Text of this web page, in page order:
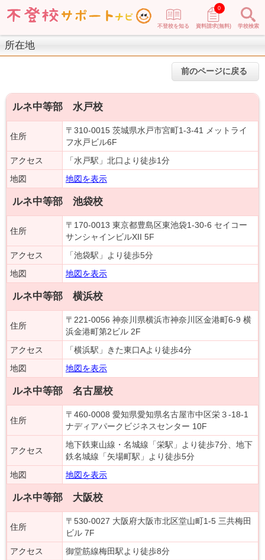
不登校を知る 資料請求(無料)
0
学校検索
所在地
前のページに戻る
ルネ中等部 水戸校
住所
〒310-0015 茨城県水戸市宮町1-3-41 メットライ
フ水戸ビル6F
アクセス
「水戸駅」北口より徒歩1分
地図
地図を表示
ルネ中等部 池袋校
住所
〒170-0013 東京都豊島区東池袋1-30-6 セイコー
サンシャインビルXII 5F
アクセス
「池袋駅」より徒歩5分
地図
地図を表示
ルネ中等部 横浜校
住所
〒221-0056 神奈川県横浜市神奈川区金港町6-9 横
浜金港町第2ビル 2F
アクセス
「横浜駅」きた東口Aより徒歩4分
地図
地図を表示
ルネ中等部 名古屋校
住所
〒460-0008 愛知県愛知県名古屋市中区栄３-18-1
ナディアパークビジネスセンター 10F
アクセス
地下鉄東山線・名城線「栄駅」より徒歩7分、地下
鉄名城線「矢場町駅」より徒歩5分
地図
地図を表示
ルネ中等部 大阪校
住所
〒530-0027 大阪府大阪市北区堂山町1-5 三共梅田
ビル 7F
アクセス
御堂筋線梅田駅より徒歩8分